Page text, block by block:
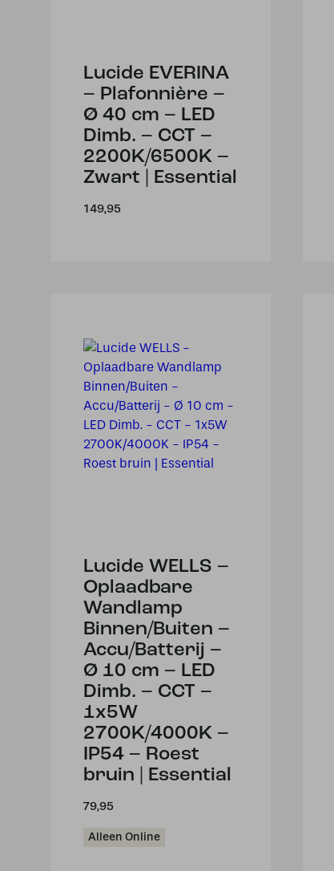
Lucide EVERINA
– Plafonnière –
Ø 40 cm – LED
Dimb. – CCT –
2200K/6500K –
Zwart | Essential
149,95
Lucide WELLS –
Oplaadbare
Wandlamp
Binnen/Buiten –
Accu/Batterij –
Ø 10 cm – LED
Dimb. – CCT –
1x5W
2700K/4000K –
IP54 – Roest
bruin | Essential
79,95
Alleen Online